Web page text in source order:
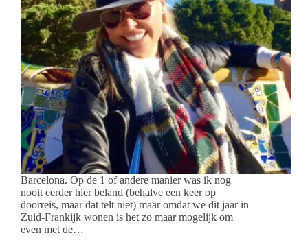
Barcelona. Op de 1 of andere manier was ik nog
nooit eerder hier beland (behalve een keer op
doorreis, maar dat telt niet) maar omdat we dit jaar in
Zuid-Frankijk wonen is het zo maar mogelijk om
even met de…